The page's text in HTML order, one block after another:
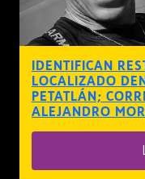
IDENTIFICAN
LOCALIZADO
PETATLÁN;
ALEJANDRO